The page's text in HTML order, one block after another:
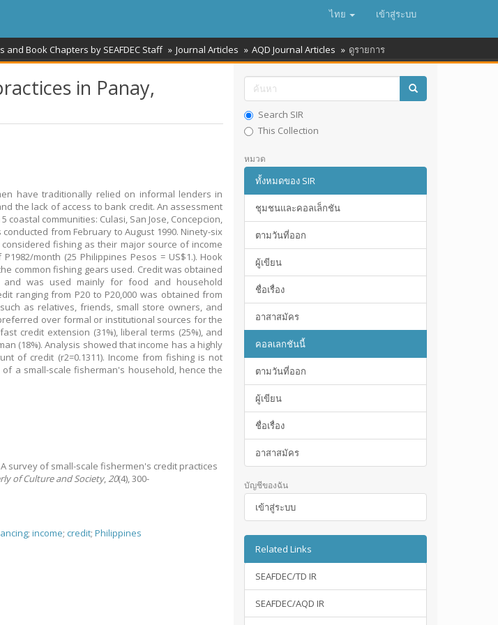
ไทย เข้าสู่ระบบ
Book Chapters by SEAFDEC Staff Journal Articles AQD Journal Articles ดูรายการ
in Panay,
have traditionally relied on informal lenders in
the lack of access to bank credit. An assessment
communities: Culasi, San Jose, Concepcion,
from February to August 1990. Ninety-six
fishing as their major source of income
month (25 Philippines Pesos = US$1.). Hook
common fishing gears used. Credit was obtained
was used mainly for food and household
ranging from P20 to P20,000 was obtained from
as relatives, friends, small store owners, and
over formal or institutional sources for the
credit extension (31%), liberal terms (25%), and
(18%). Analysis showed that income has a highly
of credit (r2=0.1311). Income from fishing is not
a small-scale fisherman's household, hence the
A survey of small-scale fishermen's credit practices
of Culture and Society,20(4), 300-
;income; credit;Philippines
Search SIR
This Collection
หมวด
ทั้งหมดของ SIR
ชุมชนและคอลเล็กชัน
ตามวันที่ออก
ผู้เขียน
ชื่อเรื่อง
อาสาสมัคร
คอลเลกชันนี้
ตามวันที่ออก
ผู้เขียน
ชื่อเรื่อง
อาสาสมัคร
บัญชีของฉัน
เข้าสู่ระบบ
Related Links
SEAFDEC/TD IR
SEAFDEC/AQD IR